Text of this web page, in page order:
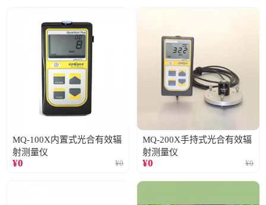
MQ-100X内置式光合有效辐
射测量仪
¥0 ¥0
MQ-200X手持式光合有效辐
射测量仪
¥0 ¥0